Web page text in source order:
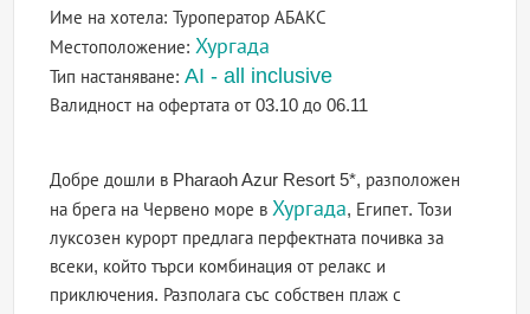
Име на хотела:Туроператор АБАКС
Местоположение: Хургада
Тип настаняване:AI - all inclusive
Валидност на офертатаот 03.10 до 06.11
Добре дошли в Pharaoh Azur Resort 5*, разположен
на брега на Червено море в Хургада, Египет. Този
луксозен курорт предлага перфектната почивка за
всеки, който търси комбинация от релакс и
приключения. Разполага със собствен плаж с